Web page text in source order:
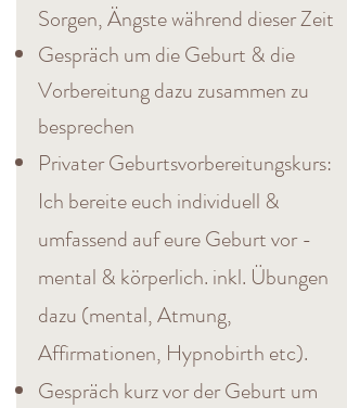
Sorgen, Ängste während dieser Zeit
Gespräch um die Geburt & die
Vorbereitung dazu zusammen zu
besprechen
Privater Geburtsvorbereitungskurs:
Ich bereite euch individuell &
umfassend auf eure Geburt vor -
mental & körperlich. inkl. Übungen
dazu (mental, Atmung,
Affirmationen, Hypnobirth etc).
Gespräch kurz vor der Geburt um